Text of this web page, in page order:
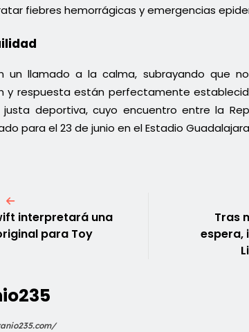
fiebres hemorrágicas y emergencias
un llamado a la calma, subrayando que
y respuesta están perfectamente
deportiva, cuyo encuentro entre la
para el 23 de junio en el Estadio
interpretará una
para Toy
Tras
espera,